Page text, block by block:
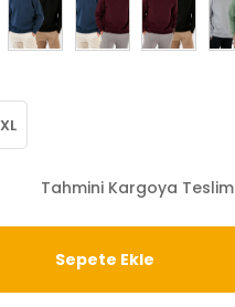
Tahmini Kargoya Teslim